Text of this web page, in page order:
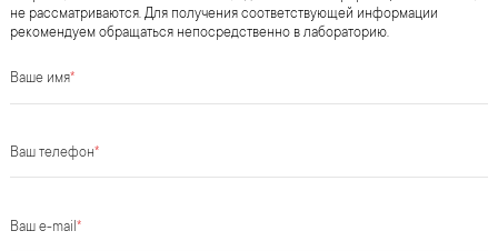
не рассматриваются. Для получения соответствующей информации
рекомендуем обращаться непосредственно в лабораторию.
Ваше имя*
Ваш телефон*
Ваш e-mail *